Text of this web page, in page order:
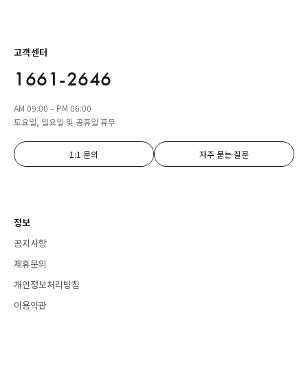
고객센터
1661-2646
AM 09:00 – PM 06:00
토요일, 일요일 및 공휴일 휴무
1:1 문의 자주 묻는 질문
정보
공지사항
제휴문의
개인정보처리방침
이용약관